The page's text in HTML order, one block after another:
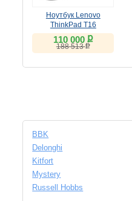
Ноутбук Lenovo
ThinkPad T16
(21HH0052RT)
(УЦЕНКА)
110 000 ք
188 513ք
BBK
Delonghi
Kitfort
Mystery
Russell Hobbs